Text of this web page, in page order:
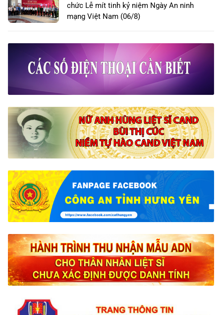
chức Lễ mít tinh kỷ niệm Ngày An ninh
mạng Việt Nam (06/8)